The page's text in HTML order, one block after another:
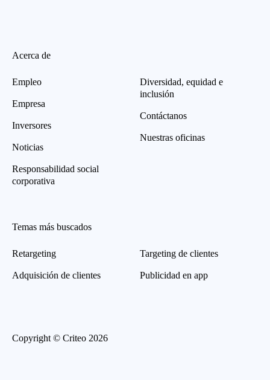
Acerca de
Empleo
Empresa
Inversores
Noticias
Responsabilidad social
corporativa
Diversidad, equidad e
inclusión
Contáctanos
Nuestras oficinas
Temas más buscados
Retargeting
Adquisición de clientes
Targeting de clientes
Publicidad en app
Copyright © Criteo 2026